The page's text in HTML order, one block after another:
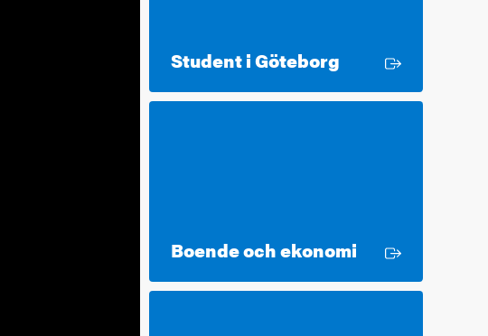
Student i Göteborg Extern länk
Boende och ekonomi Extern länk